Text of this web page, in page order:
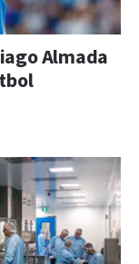
Almada